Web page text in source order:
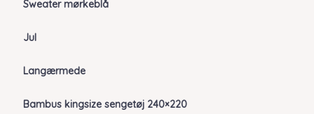
Sweater mørkeblå
Jul
Langærmede
Bambus kingsize sengetøj 240×220